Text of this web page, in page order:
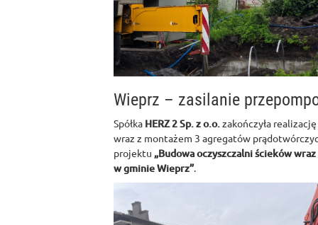
Wieprz – zasilanie
Spółka HERZ 2 Sp. z o.o.zakończyła
wraz z montażem 3 agregatów
projektu „Budowa oczyszczalni ścieków
w gminie Wieprz”.